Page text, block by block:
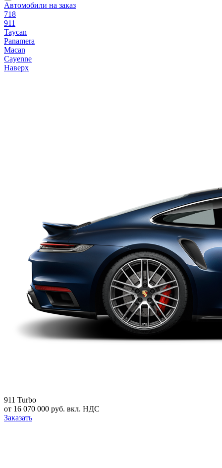
Автомобили на заказ
718
911
Taycan
Panamera
Macan
Cayenne
Наверх
911 Turbo
от 16 070 000 руб. вкл. НДС
Заказать